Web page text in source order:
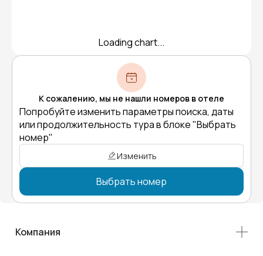
Loading chart...
К сожалению, мы не нашли номеров в отеле
Попробуйте изменить параметры поиска, даты
или продолжительность тура в блоке "Выбрать
номер"
Изменить
Выбрать номер
Компания